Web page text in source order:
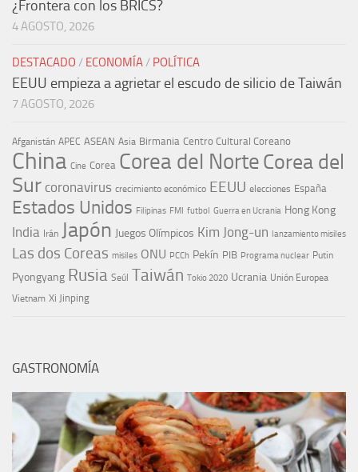
¿Frontera con los BRICS?
4 AGOSTO, 2026
DESTACADO / ECONOMÍA/ POLÍTICA
EEUU empieza a agrietar el escudo de silicio de Taiwán
7 AGOSTO, 2026
Afganistán APEC ASEAN Asia Birmania Centro Cultural Coreano
China Cine Corea Corea del NorteCorea del
Sur coronavirus crecimiento económico EEUU elecciones España
Estados Unidos Filipinas FMI futbol Guerra en Ucrania Hong Kong
India Irán Japón Juegos Olímpicos Kim Jong-un lanzamiento misiles
Las dos Coreas misiles ONU PCCh Pekín PIB Programa nuclear Putin
Pyongyang Rusia Seúl Taiwán Tokio 2020 Ucrania Unión Europea
Vietnam Xi Jinping
GASTRONOMÍA